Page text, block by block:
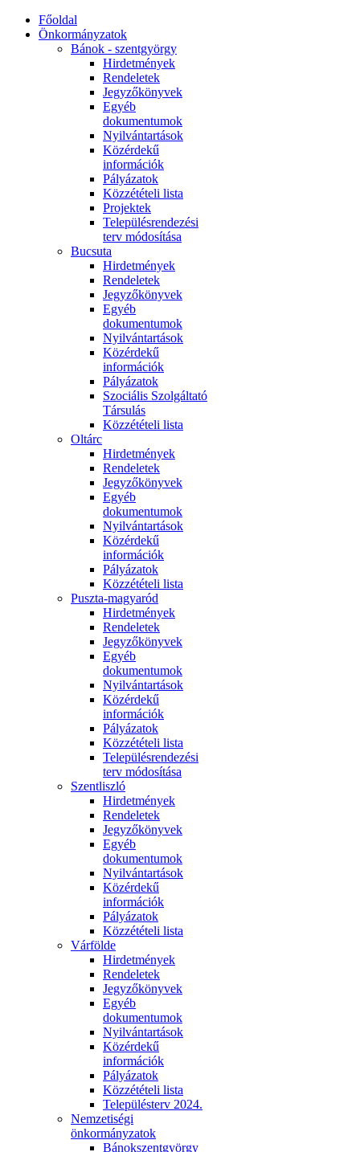
Főoldal
Önkormányzatok
Bánok - szentgyörgy
Hirdetmények
Rendeletek
Jegyzőkönyvek
Egyéb
dokumentumok
Nyilvántartások
Közérdekű
információk
Pályázatok
Közzétételi lista
Projektek
Településrendezési
terv módosítása
Bucsuta
Hirdetmények
Rendeletek
Jegyzőkönyvek
Egyéb
dokumentumok
Nyilvántartások
Közérdekű
információk
Pályázatok
Szociális Szolgáltató
Társulás
Közzétételi lista
Oltárc
Hirdetmények
Rendeletek
Jegyzőkönyvek
Egyéb
dokumentumok
Nyilvántartások
Közérdekű
információk
Pályázatok
Közzétételi lista
Puszta-magyaród
Hirdetmények
Rendeletek
Jegyzőkönyvek
Egyéb
dokumentumok
Nyilvántartások
Közérdekű
információk
Pályázatok
Közzétételi lista
Településrendezési
terv módosítása
Szentliszló
Hirdetmények
Rendeletek
Jegyzőkönyvek
Egyéb
dokumentumok
Nyilvántartások
Közérdekű
információk
Pályázatok
Közzétételi lista
Várfölde
Hirdetmények
Rendeletek
Jegyzőkönyvek
Egyéb
dokumentumok
Nyilvántartások
Közérdekű
információk
Pályázatok
Közzétételi lista
Településterv 2024.
Nemzetiségi
önkormányzatok
Bánokszentgyörgy